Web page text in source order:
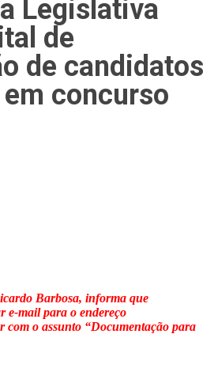
Legislativa
de
de candidatos
concurso
Barbosa, informa que
e-mail para o endereço
com o assunto “Documentação para